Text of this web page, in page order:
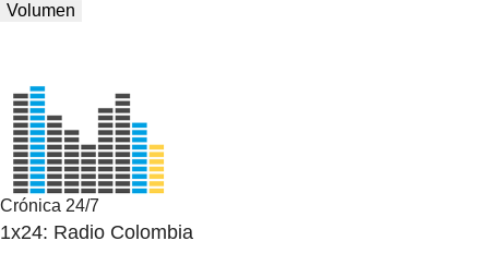
Volumen
Crónica 24/7
1x24: Radio Colombia